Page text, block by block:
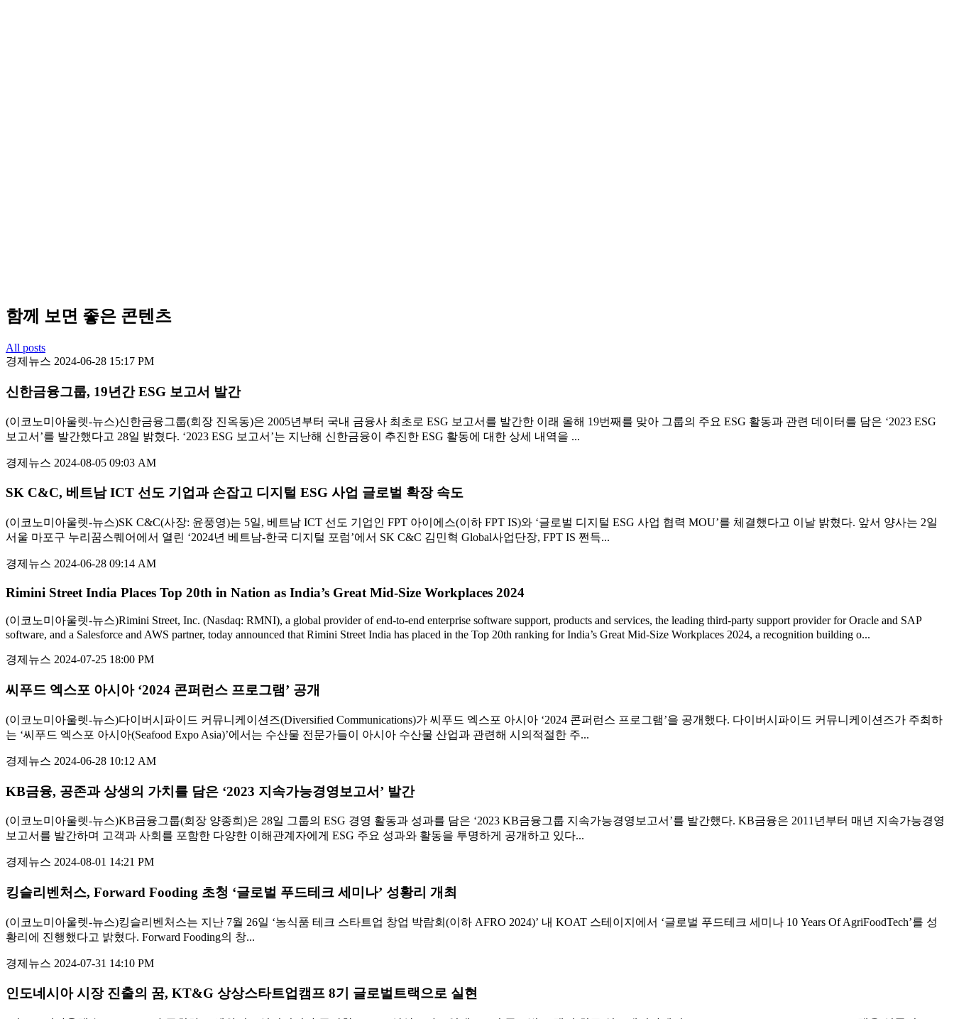
함께 보면 좋은 콘텐츠
All posts
경제뉴스 2024-06-28 15:17 PM
신한금융그룹, 19년간 ESG 보고서 발간
(이코노미아울렛-뉴스)신한금융그룹(회장 진옥동)은 2005년부터 국내 금융사 최초로 ESG 보고서를 발간한 이래 올해 19번째를 맞아 그룹의 주요 ESG 활동과 관련 데이터를 담은 ‘2023 ESG
보고서’를 발간했다고 28일 밝혔다. ‘2023 ESG 보고서’는 지난해 신한금융이 추진한 ESG 활동에 대한 상세 내역을 ...
경제뉴스 2024-08-05 09:03 AM
SK C&C, 베트남 ICT 선도 기업과 손잡고 디지털 ESG 사업 글로벌 확장 속도
(이코노미아울렛-뉴스)SK C&C(사장: 윤풍영)는 5일, 베트남 ICT 선도 기업인 FPT 아이에스(이하 FPT IS)와 ‘글로벌 디지털 ESG 사업 협력 MOU’를 체결했다고 이날 밝혔다. 앞서 양사는 2일
서울 마포구 누리꿈스퀘어에서 열린 ‘2024년 베트남-한국 디지털 포럼’에서 SK C&C 김민혁 Global사업단장, FPT IS 쩐득...
경제뉴스 2024-06-28 09:14 AM
Rimini Street India Places Top 20th in Nation as India’s Great Mid-Size Workplaces 2024
(이코노미아울렛-뉴스)Rimini Street, Inc. (Nasdaq: RMNI), a global provider of end-to-end enterprise software support, products and services, the leading third-party support provider for Oracle and SAP
software, and a Salesforce and AWS partner, today announced that Rimini Street India has placed in the Top 20th ranking for India’s Great Mid-Size Workplaces 2024, a recognition building o...
경제뉴스 2024-07-25 18:00 PM
씨푸드 엑스포 아시아 ‘2024 콘퍼런스 프로그램’ 공개
(이코노미아울렛-뉴스)다이버시파이드 커뮤니케이션즈(Diversified Communications)가 씨푸드 엑스포 아시아 ‘2024 콘퍼런스 프로그램’을 공개했다. 다이버시파이드 커뮤니케이션즈가 주최하
는 ‘씨푸드 엑스포 아시아(Seafood Expo Asia)’에서는 수산물 전문가들이 아시아 수산물 산업과 관련해 시의적절한 주...
경제뉴스 2024-06-28 10:12 AM
KB금융, 공존과 상생의 가치를 담은 ‘2023 지속가능경영보고서’ 발간
(이코노미아울렛-뉴스)KB금융그룹(회장 양종희)은 28일 그룹의 ESG 경영 활동과 성과를 담은 ‘2023 KB금융그룹 지속가능경영보고서’를 발간했다. KB금융은 2011년부터 매년 지속가능경영
보고서를 발간하며 고객과 사회를 포함한 다양한 이해관계자에게 ESG 주요 성과와 활동을 투명하게 공개하고 있다...
경제뉴스 2024-08-01 14:21 PM
킹슬리벤처스, Forward Fooding 초청 ‘글로벌 푸드테크 세미나’ 성황리 개최
(이코노미아울렛-뉴스)킹슬리벤처스는 지난 7월 26일 ‘농식품 테크 스타트업 창업 박람회(이하 AFRO 2024)’ 내 KOAT 스테이지에서 ‘글로벌 푸드테크 세미나 10 Years Of AgriFoodTech’를 성
황리에 진행했다고 밝혔다. Forward Fooding의 창...
경제뉴스 2024-07-31 14:10 PM
인도네시아 시장 진출의 꿈, KT&G 상상스타트업캠프 8기 글로벌트랙으로 실현